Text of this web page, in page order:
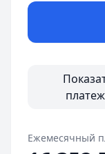
Ежемесячный